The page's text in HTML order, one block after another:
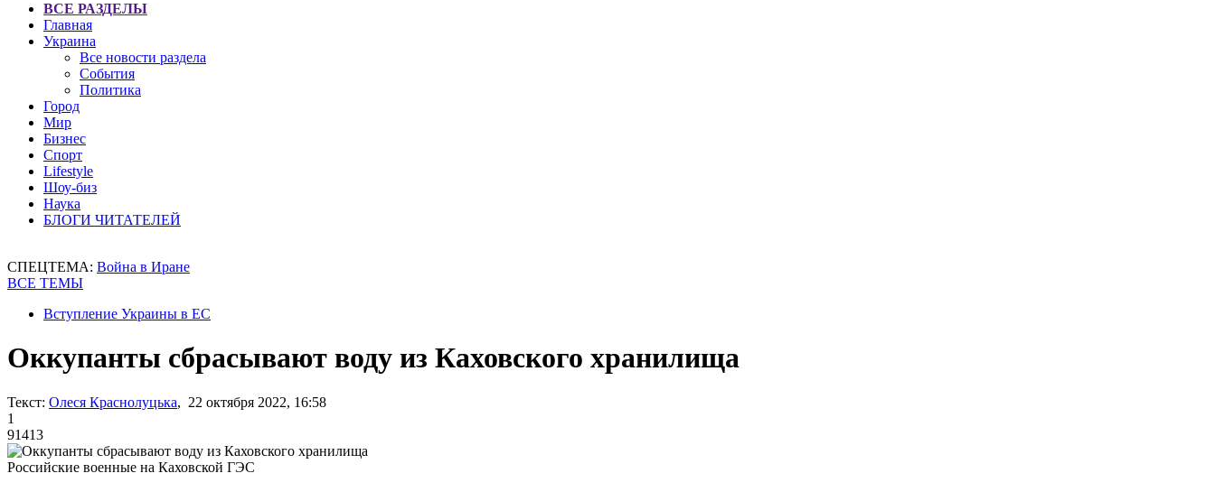
ВСЕ РАЗДЕЛЫ
Главная
Украина
Все новости раздела
События
Политика
Город
Мир
Бизнес
Спорт
Lifestyle
Шоу-биз
Наука
БЛОГИ ЧИТАТЕЛЕЙ
СПЕЦТЕМА: Война в Иране
ВСЕ ТЕМЫ
Вступление Украины в ЕС
Оккупанты сбрасывают воду из Каховского хранилища
Текст: Олеся Краснолуцька, 22 октября 2022, 16:58
1
91413
Российские военные на Каховской ГЭС